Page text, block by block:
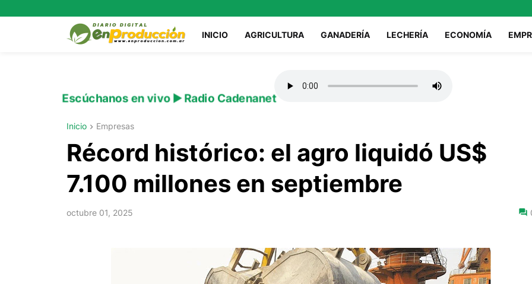
INICIO AGRICULTURA GANADERÍA LECHERÍA ECONOMÍA
Escúchanos en vivo ▶️ Radio Cadenanet
Inicio Empresas
Récord histórico: el agro liquidó US$
7.100 millones en septiembre
octubre 01, 2025